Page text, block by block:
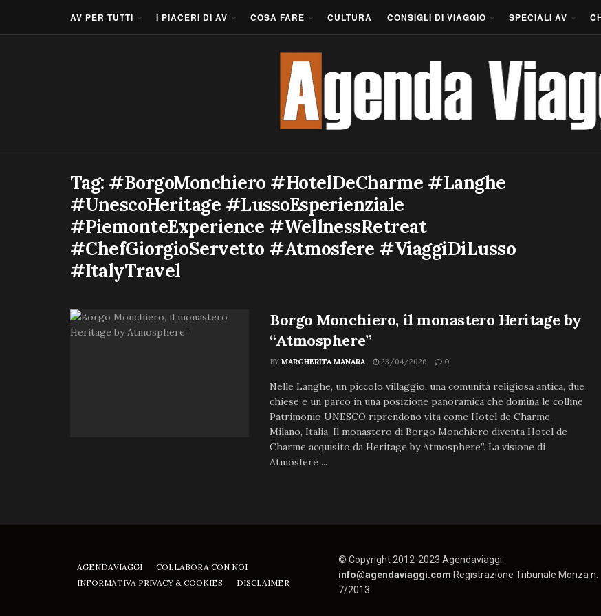
AV PER TUTTI I PIACERI DI AV COSA FARE CULTURA CONSIGLI DI VIAGGIO SPECIALI AV
Tag: #BorgoMonchiero #HotelDeCharme #Langhe
#UnescoHeritage #LussoEsperienziale
#PiemonteExperience #WellnessRetreat
#ChefGiorgioServetto #Atmosfere #ViaggiDiLusso
#ItalyTravel
Borgo Monchiero, il monastero Heritage by
“Atmosphere”
BY MARGHERITA MANARA 23/04/2026 0
Nelle Langhe, un piccolo villaggio, una comunità religiosa antica, due
chiese e un parco in una posizione panoramica che domina le colline
Patrimonio UNESCO riprendono vita come Hotel de Charme.
Milano, Italia. Il monastero di Borgo Monchiero diventa Hotel de
Charme acquisito da Heritage by Atmosphere”. La visione di
Atmosfere ...
AGENDAVIAGGI
COLLABORA CON NOI
INFORMATIVA PRIVACY & COOKIES
DISCLAIMER
© Copyright 2012-2023 Agendaviaggi
info@agendaviaggi.com Registrazione Tribunale Monza n.
7/2013